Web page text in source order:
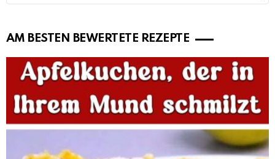
AM BESTEN BEWERTETE REZEPTE